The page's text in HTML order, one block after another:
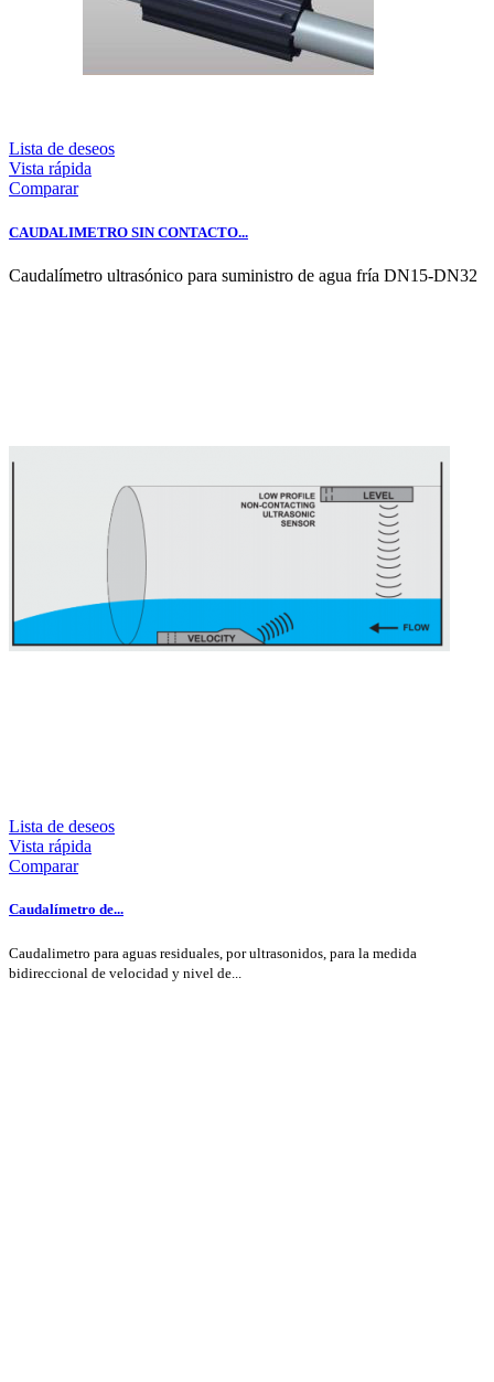
Lista de deseos
Vista rápida
Comparar
CAUDALIMETRO SIN CONTACTO...
Caudalímetro ultrasónico para suministro de agua fría DN15-DN32
Lista de deseos
Vista rápida
Comparar
Caudalímetro de...
Caudalimetro para aguas residuales, por ultrasonidos, para la medida
bidireccional de velocidad y nivel de...